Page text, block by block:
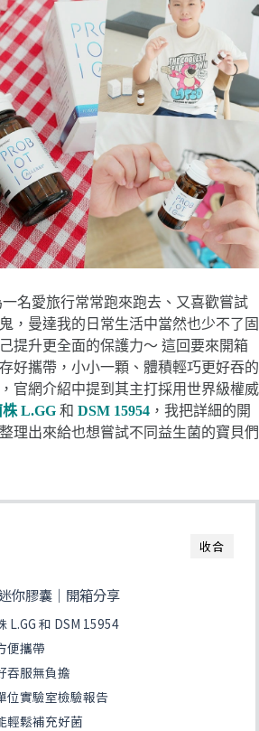
名愛旅行常常跑來跑去、又喜歡嘗試
，曼達我的日常生活中當然也少不了固
提升更全面的保護力～ 這回要來開箱
好攜帶，小小一顆、體積輕巧更好吞的
，官網介紹中提到其主打採用世界級權威
L.GG 和 DSM 15954 ，我把詳細的開
理出來給也想嘗試不同益生菌的寶貝們
收合
你膠囊｜開箱分享
L.GG 和 DSM 15954
便攜帶
吞服無負擔
位實驗室檢驗報告
輕鬆補充好菌